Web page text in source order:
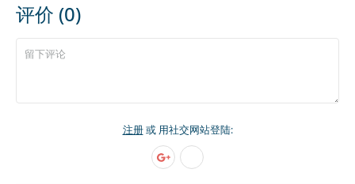
评价 (0)
注册或 用社交网站登陆: